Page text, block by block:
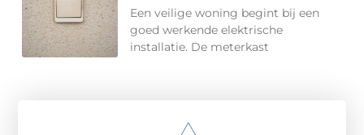
Een veilige woning begint bij een
goed werkende elektrische
installatie. De meterkast